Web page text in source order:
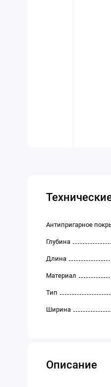
Антипригарное
Глубина
Длина
Материал
Тип
Ширина
Описание